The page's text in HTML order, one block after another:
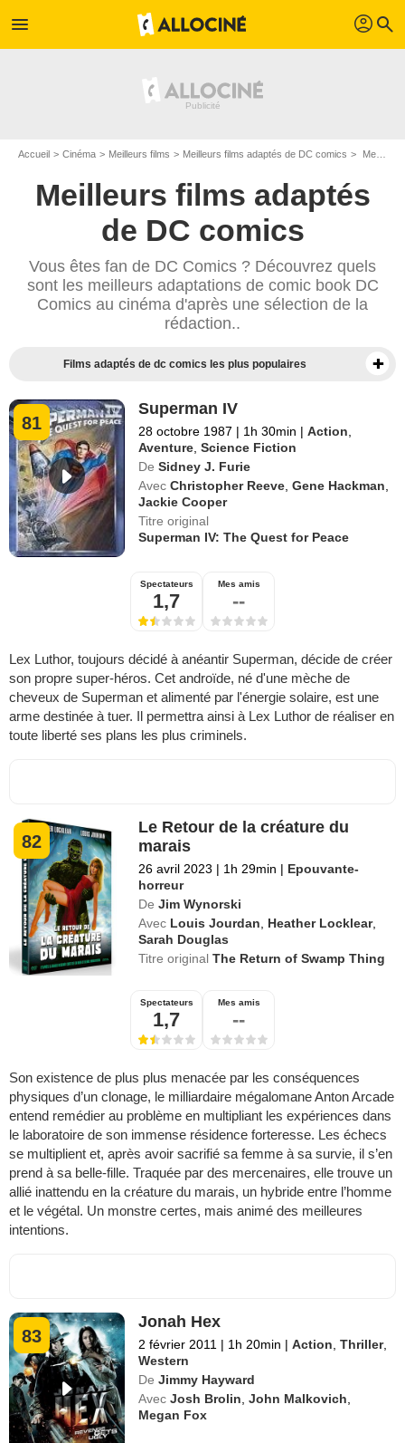
menu profil search
Accueil Cinéma Meilleurs films Meilleurs films adaptés de DC comics Meilleurs films adaptés de comic book DC Comics - Page 9
Meilleurs films adaptés
de DC comics
Vous êtes fan de DC Comics ? Découvrez quels
sont les meilleurs adaptations de comic book DC
Comics au cinéma d'après une sélection de la
rédaction..
Films adaptés de dc comics les plus populaires
81
Superman IV
28 octobre 1987 | 1h 30min | Action
Aventure ,Science Fiction
De Sidney J. Furie
Avec Christopher Reeve ,Gene Hackman
Jackie Cooper
Titre original
Superman IV: The Quest for Peace
Spectateurs
1,7
Mes amis
--
Lex Luthor, toujours décidé à anéantir Superman, décide de créer
son propre super-héros. Cet androïde, né d'une mèche de
cheveux de Superman et alimenté par l'énergie solaire, est une
arme destinée à tuer. Il permettra ainsi à Lex Luthor de réaliser en
toute liberté ses plans les plus criminels.
82
Le Retour de la créature du
marais
26 avril 2023 | 1h 29min | Epouvante-
horreur
De Jim Wynorski
Avec Louis Jourdan Heather Locklear,
Sarah Douglas
Titre originalThe Return of Swamp Thing
Spectateurs
1,7
Mes amis
--
Son existence de plus plus menacée par les conséquences
physiques d’un clonage, le milliardaire mégalomane Anton Arcade
entend remédier au problème en multipliant les expériences dans
le laboratoire de son immense résidence forteresse. Les échecs
se multiplient et, après avoir sacrifié sa femme à sa survie, il s’en
prend à sa belle-fille. Traquée par des mercenaires, elle trouve un
allié inattendu en la créature du marais, un hybride entre l’homme
et le végétal. Un monstre certes, mais animé des meilleures
intentions.
83
Jonah Hex
2 février 2011 | 1h 20min | Action ,Thriller,
Western
De Jimmy Hayward
Avec Josh Brolin ,John Malkovich
Megan Fox